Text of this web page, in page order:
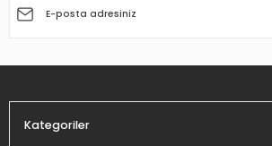
Ürün açıklamasında eksik bilgiler bulunuyor.
Ürün fiyatı diğer sitelerden daha pahalı.
Kategoriler